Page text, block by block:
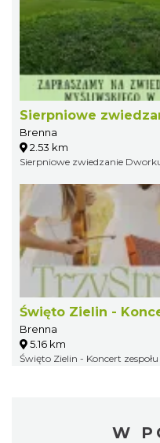
Sierpniowe
Brenna
2.53 km
Sierpniowe zwiedzanie
Święto Zielin -
Brenna
5.16 km
Święto Zielin - Koncert
W